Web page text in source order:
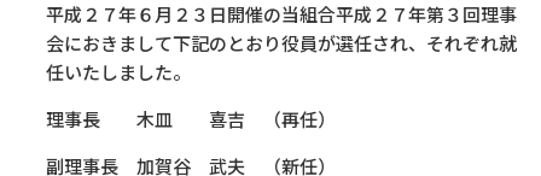
平成２７年６月２３日開催の当組合平成２７年第３回理事
会におきまして下記のとおり役員が選任され、それぞれ就
任いたしました。
理事長 木皿 喜吉 （再任）
副理事長 加賀谷 武夫 （新任）